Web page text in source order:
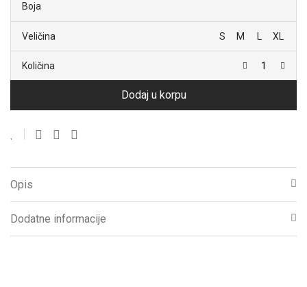
Boja
Veličina S M XL
Količina
Dodaj u korpu
Opis
Dodatne informacije